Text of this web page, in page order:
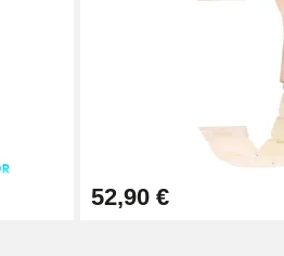
Ajouter au panier
Ajouter au panier
52,90 €